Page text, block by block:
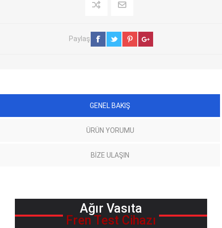
Paylaş
GENEL BAKIŞ
ÜRÜN YORUMU
BIZE ULAŞIN
Ağır Vasıta
Fren Test Cihazı